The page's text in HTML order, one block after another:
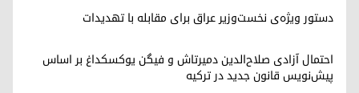
دستور ویژه‌ی نخست‌وزیر عراق برای مقابله با تهدیدات
احتمال آزادی صلاح‌الدین دمیرتاش و فیگن یوکسکداغ بر اساس
پیش‌نویس قانون جدید در ترکیه